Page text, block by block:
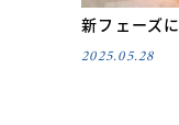
新フェーズ
2025.05.28